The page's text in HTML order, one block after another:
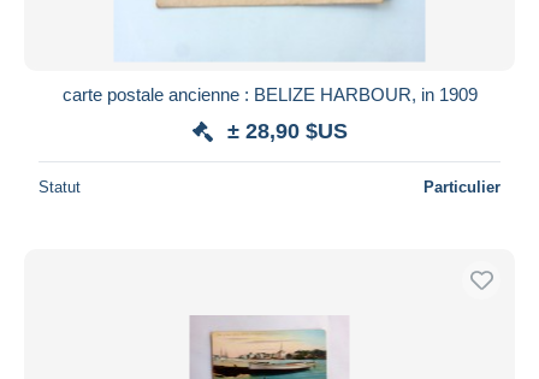
carte postale ancienne : BELIZE HARBOUR, in 1909
± 28,90 $US
Statut Particulier